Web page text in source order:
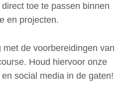
toe te passen binnen
en projecten.
de voorbereidingen van
Houd hiervoor onze
social media in de gaten!